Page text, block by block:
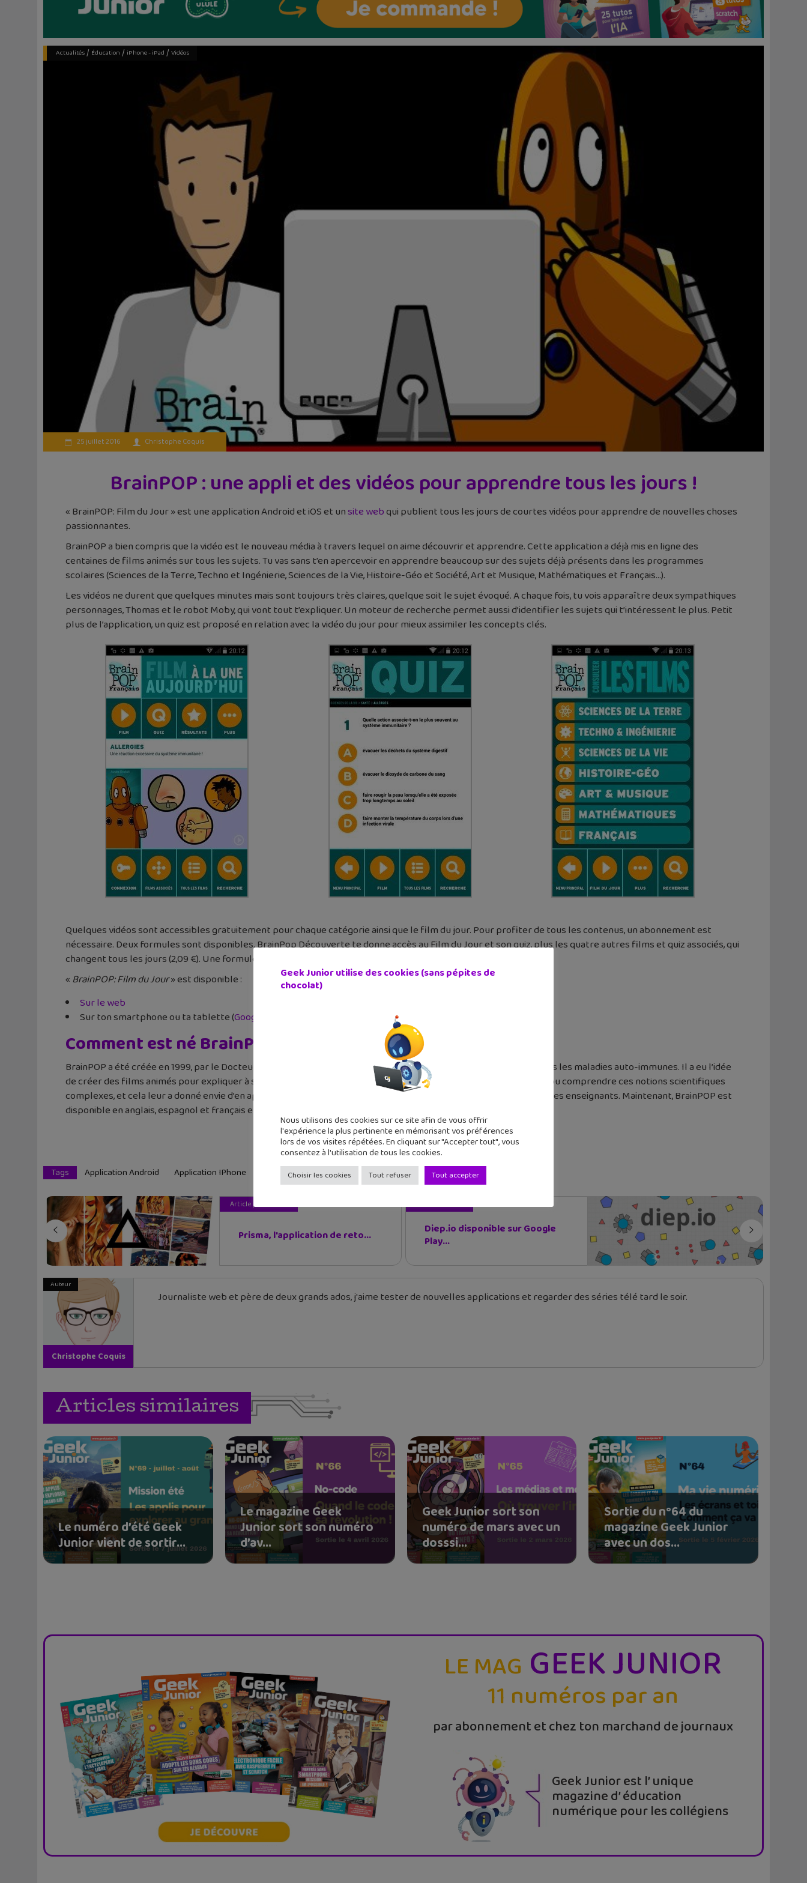
Actualités/ Éducation / iPhone - iPad / Vidéos
25 juillet 2016 Christophe Coquis
BrainPOP : une appli et des vidéos pour apprendre tous les jours !
« BrainPOP: Film du Jour » est une application Android et iOS et unsite webqui publient tous les jours de courtes vidéos pour apprendre de nouvelles choses
passionnantes.
BrainPOP a bien compris que la vidéo est le nouveau média à travers lequel on aime découvrir et apprendre. Cette application a déjà mis en ligne des
centaines de films animés sur tous les sujets. Tu vas sans t’en apercevoir en apprendre beaucoup sur des sujets déjà présents dans les programmes
scolaires (Sciences de la Terre, Techno et Ingénierie, Sciences de la Vie, Histoire-Géo et Société, Art et Musique, Mathématiques et Français…).
Les vidéos ne durent que quelques minutes mais sont toujours très claires, quelque soit le sujet évoqué. A chaque fois, tu vois apparaître deux sympathiques
personnages, Thomas et le robot Moby, qui vont tout t’expliquer. Un moteur de recherche permet aussi d’identifier les sujets qui t’intéressent le plus. Petit
plus de l’application, un quiz est proposé en relation avec la vidéo du jour pour mieux assimiler les concepts clés.
Quelques vidéos sont accessibles gratuitement pour chaque catégorie ainsi que le film du jour. Pour profiter de tous les contenus, un abonnement est
nécessaire. Deux formules sont disponibles. BrainPop Découverte te donne accès au Film du Jour et son quiz, plus les quatre autres films et quiz associés, qui
changent tous les jours (2,09 €). Une formule illimitée est aussi proposée à (6,28 € par mois)
« BrainPOP: Film du Jour» est disponible :
Sur le web
Sur ton smartphone ou ta tablette (Google Play
Comment est né BrainPOP ?
BrainPOP a été créée en 1999, par le Docteur Kadar, professeur en médecine, chercheur et pédiatre spécialisé dans les maladies auto-immunes. Il a eu l’idée
de créer des films animés pour expliquer à ses jeunes patients les troubles dont ils souffraient. Les enfants ont pu comprendre ces notions scientifiques
complexes, et cela leur a donné envie d’en apprendre plus. BrainPOP est né ensuite d’un travail collaboratif avec des enseignants. Maintenant, BrainPOP est
disponible en anglais, espagnol et français et traite de tous les sujets.
Tags Application Android Application IPhone BrainPOP Edtech Éducation Vidéo Éducative
Article précédent
Prisma, l'application de reto...
Diep.io disponible sur Google
Play...
Auteur
Christophe Coquis
Journaliste web et père de deux grands ados, j'aime tester de nouvelles applications et regarder des séries télé tard le soir.
Articles similaires
Le numéro d’été Geek
Junior vient de sortir...
Le magazine Geek
Junior sort son numéro
d’av...
Geek Junior sort son
numéro de mars avec un
dosssi...
Sortie du n°64 du
magazine Geek Junior
avec un dos...
LE MAG GEEK JUNIOR
11 numéros par an
par abonnement et chez ton marchand de journaux
Geek Junior est l’ unique
magazine d’ éducation
numérique pour les collégiens
Geek Junior utilise des cookies (sans pépites de
chocolat)
Nous utilisons des cookies sur ce site afin de vous offrir
l'expérience la plus pertinente en mémorisant vos préférences
lors de vos visites répétées. En cliquant sur "Accepter tout", vous
consentez à l'utilisation de tous les cookies.
Choisir les cookies Tout refuser Tout accepter